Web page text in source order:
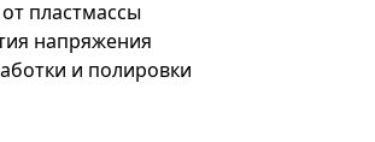
пластмассы
напряжения
и полировки